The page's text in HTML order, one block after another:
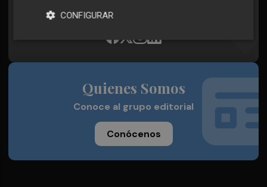
Plaza Podcast, desde cualquier medio
Quienes Somos
Conoce al grupo editorial
Conócenos
CONFIGURAR